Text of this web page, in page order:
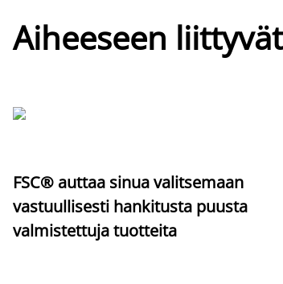
Aiheeseen
FSC® auttaa sinua valitsemaan
vastuullisesti hankitusta puusta
valmistettuja tuotteita